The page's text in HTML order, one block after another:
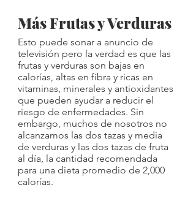
Más Frutas y Verduras
Esto puede sonar a anuncio de
televisión pero la verdad es que las
frutas y verduras son bajas en
calorías, altas en fibra y ricas en
vitaminas, minerales y antioxidantes
que pueden ayudar a reducir el
riesgo de enfermedades. Sin
embargo, muchos de nosotros no
alcanzamos las dos tazas y media
de verduras y las dos tazas de fruta
al día, la cantidad recomendada
para una dieta promedio de 2,000
calorías.